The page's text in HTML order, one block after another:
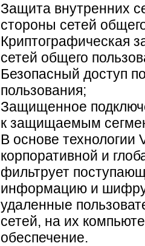
Защита внутренних
стороны сетей
Криптографическая
сетей общего
Безопасный доступ
пользования;
Защищенное
к защищаемым
В основе технологии
корпоративной и
фильтрует
информацию и
удаленные
сетей, на их
обеспечение.